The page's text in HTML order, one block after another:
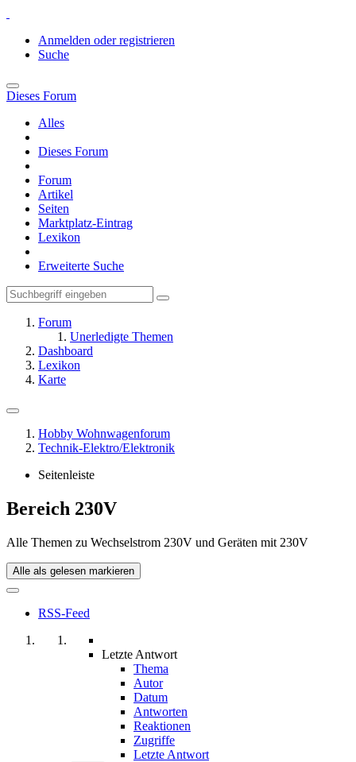
Anmelden oder registrieren
Suche
Dieses Forum
Alles
Dieses Forum
Forum
Artikel
Seiten
Marktplatz-Eintrag
Lexikon
Erweiterte Suche
Forum
Unerledigte Themen
Dashboard
Lexikon
Karte
Hobby Wohnwagenforum
Technik-Elektro/Elektronik
Seitenleiste
Bereich 230V
Alle Themen zu Wechselstrom 230V und Geräten mit 230V
Alle als gelesen markieren
RSS-Feed
Letzte Antwort
Thema
Autor
Datum
Antworten
Reaktionen
Zugriffe
Letzte Antwort